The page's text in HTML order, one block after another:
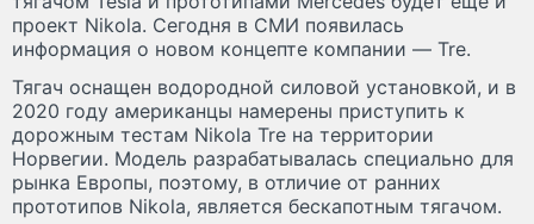
проект Nikola. Сегодня в СМИ появилась
информация о новом концепте компании — Tre.
Тягач оснащен водородной силовой установкой, и в
2020 году американцы намерены приступить к
дорожным тестам Nikola Tre на территории
Норвегии. Модель разрабатывалась специально для
рынка Европы, поэтому, в отличие от ранних
прототипов Nikola, является бескапотным тягачом.